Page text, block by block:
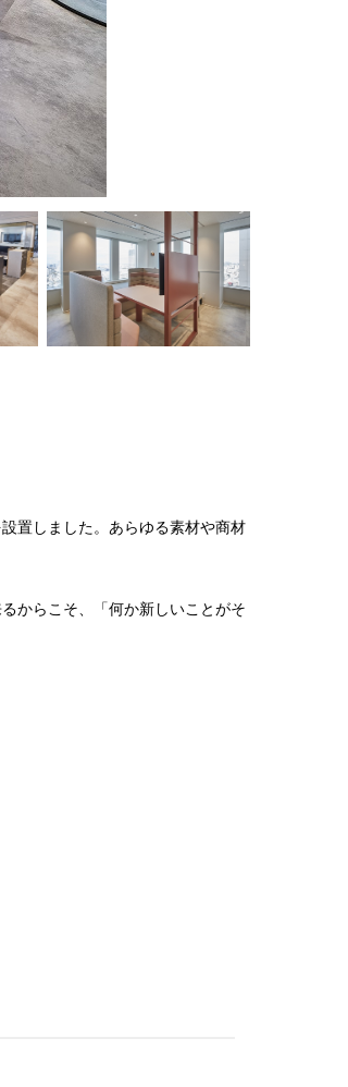
置しました。あらゆる素材や商材
からこそ、「何か新しいことがそ